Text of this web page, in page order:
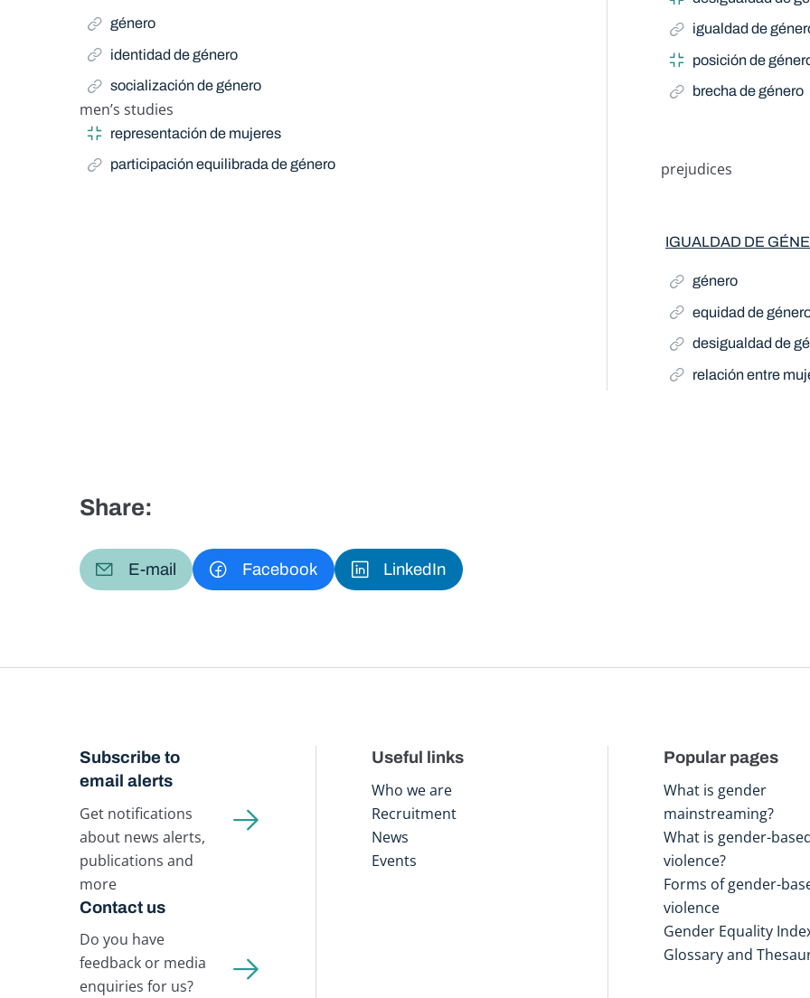
género
identidad de género
socialización de género
men’s studies
Related Term
representación de mujeres
participación equilibrada de género
igualdad de
posición de
brecha de género
prejudices
IGUALDAD DE
género
equidad de
desigualdad de
relación entre
Share:
E-mail Facebook LinkedIn
Subscribe to
email alerts
Get notifications
about news alerts,
publications and
more
Contact us
Do you have
feedback or media
enquiries for us?
Useful links
Who we are
Recruitment
News
Events
Popular pages
What is gender
mainstreaming?
What is gender-
violence?
Forms of gender-
violence
Gender Equality
Glossary and